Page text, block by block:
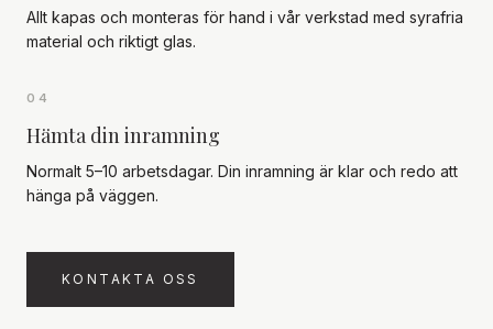
Allt kapas och monteras för hand i vår verkstad med syrafria
material och riktigt glas.
04
Hämta din inramning
Normalt 5–10 arbetsdagar. Din inramning är klar och redo att
hänga på väggen.
KONTAKTA OSS